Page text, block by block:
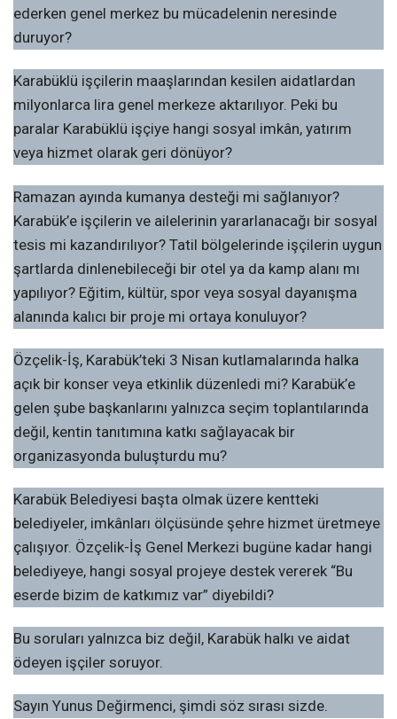
ederken genel merkez bu mücadelenin neresinde
duruyor?
Karabüklü işçilerin maaşlarından kesilen aidatlardan
milyonlarca lira genel merkeze aktarılıyor. Peki bu
paralar Karabüklü işçiye hangi sosyal imkân, yatırım
veya hizmet olarak geri dönüyor?
Ramazan ayında kumanya desteği mi sağlanıyor?
Karabük’e işçilerin ve ailelerinin yararlanacağı bir sosyal
tesis mi kazandırılıyor? Tatil bölgelerinde işçilerin uygun
şartlarda dinlenebileceği bir otel ya da kamp alanı mı
yapılıyor? Eğitim, kültür, spor veya sosyal dayanışma
alanında kalıcı bir proje mi ortaya konuluyor?
Özçelik-İş, Karabük’teki 3 Nisan kutlamalarında halka
açık bir konser veya etkinlik düzenledi mi? Karabük’e
gelen şube başkanlarını yalnızca seçim toplantılarında
değil, kentin tanıtımına katkı sağlayacak bir
organizasyonda buluşturdu mu?
Karabük Belediyesi başta olmak üzere kentteki
belediyeler, imkânları ölçüsünde şehre hizmet üretmeye
çalışıyor. Özçelik-İş Genel Merkezi bugüne kadar hangi
belediyeye, hangi sosyal projeye destek vererek “Bu
eserde bizim de katkımız var” diyebildi?
Bu soruları yalnızca biz değil, Karabük halkı ve aidat
ödeyen işçiler soruyor.
Sayın Yunus Değirmenci, şimdi söz sırası sizde.